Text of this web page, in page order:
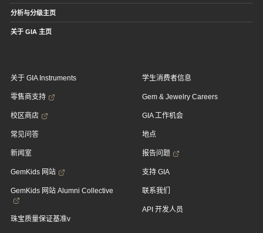
分析与分级主页
关于 GIA 主页
关于 GIA Instruments
零售商支持
校区商店
常见问答
新闻室
GemKids 网站
GemKids 网站 Alumni Collective
珠宝质量保证基准v
学生消费者信息
Gem & Jewelry Careers
GIA 工作机会
地点
报告问题
支持 GIA
联系我们
API 开发人员